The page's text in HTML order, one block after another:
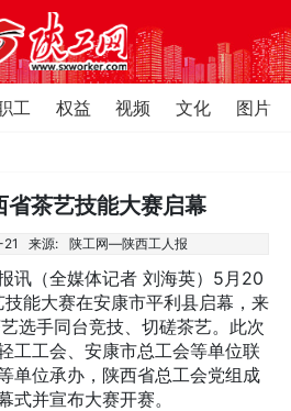
工 权益 视频 文化
图片
茶艺技能大赛启幕
21 来源: 陕工网—陕西工人报
（全媒体记者 刘海英）5月20
能大赛在安康市平利县启幕，来
选手同台竞技、切磋茶艺。此次
工工会、安康市总工会等单位联
单位承办，陕西省总工会党组成
式并宣布大赛开赛。